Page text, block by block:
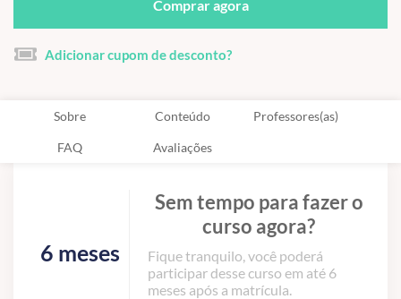
Comprar agora
Adicionar cupom de desconto?
Sobre Conteúdo Professores(as)
FAQ Avaliações
6 meses
Sem tempo para fazer o
curso agora?
Fique tranquilo, você poderá
participar desse curso em até 6
meses após a matrícula.